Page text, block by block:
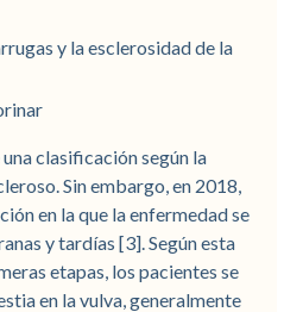
y la esclerosidad de la
clasificación según la
Sin embargo, en 2018,
en la que la enfermedad se
y tardías [3]. Según esta
etapas, los pacientes se
en la vulva, generalmente